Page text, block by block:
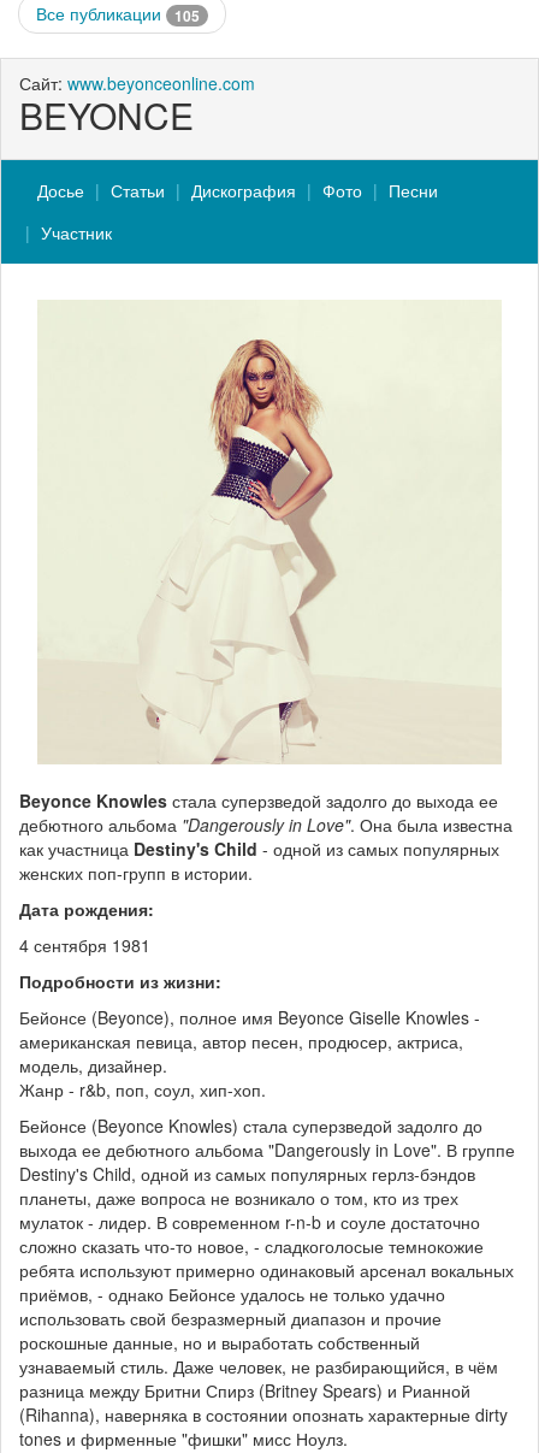
Все публикации 105
Сайт: www.beyonceonline.com
BEYONCE
Досье Статьи Дискография Фото
Песни
Участник
Beyonce Knowles стала суперзведой задолго до выхода ее
дебютного альбома "Dangerously in Love". Она была известна
как участница Destiny's Child - одной из самых популярных
женских поп-групп в истории.
Дата рождения:
4 сентября 1981
Подробности из жизни:
Бейонсе (Beyonce), полное имя Beyonce Giselle Knowles -
американская певица, автор песен, продюсер, актриса,
модель, дизайнер.
Жанр - r&b, поп, соул, хип-хоп.
Бейонсе (Beyonce Knowles) стала суперзведой задолго до
выхода ее дебютного альбома "Dangerously in Love". В группе
Destiny's Child, одной из самых популярных герлз-бэндов
планеты, даже вопроса не возникало о том, кто из трех
мулаток - лидер. В современном r-n-b и соуле достаточно
сложно сказать что-то новое, - сладкоголосые темнокожие
ребята используют примерно одинаковый арсенал вокальных
приёмов, - однако Бейонсе удалось не только удачно
использовать свой безразмерный диапазон и прочие
роскошные данные, но и выработать собственный
узнаваемый стиль. Даже человек, не разбирающийся, в чём
разница между Бритни Спирз (Britney Spears) и Рианной
(Rihanna), наверняка в состоянии опознать характерные dirty
tones и фирменные "фишки" мисс Ноулз.